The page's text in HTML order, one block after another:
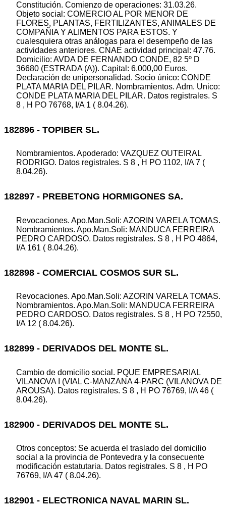
Constitución. Comienzo de operaciones: 31.03.26.
Objeto social: COMERCIO AL POR MENOR DE
FLORES, PLANTAS, FERTILIZANTES, ANIMALES DE
COMPAÑIA Y ALIMENTOS PARA ESTOS. Y
cualesquiera otras análogas para el desempeño de las
actividades anteriores. CNAE actividad principal: 47.76.
Domicilio: AVDA DE FERNANDO CONDE, 82 5º D
36680 (ESTRADA (A)). Capital: 6.000,00 Euros.
Declaración de unipersonalidad. Socio único: CONDE
PLATA MARIA DEL PILAR. Nombramientos. Adm. Unico:
CONDE PLATA MARIA DEL PILAR. Datos registrales. S
8 , H PO 76768, I/A 1 ( 8.04.26).
182896 - TOPIBER SL.
Nombramientos. Apoderado: VAZQUEZ OUTEIRAL
RODRIGO. Datos registrales. S 8 , H PO 1102, I/A 7 (
8.04.26).
182897 - PREBETONG HORMIGONES SA.
Revocaciones. Apo.Man.Soli: AZORIN VARELA TOMAS.
Nombramientos. Apo.Man.Soli: MANDUCA FERREIRA
PEDRO CARDOSO. Datos registrales. S 8 , H PO 4864,
I/A 161 ( 8.04.26).
182898 - COMERCIAL COSMOS SUR SL.
Revocaciones. Apo.Man.Soli: AZORIN VARELA TOMAS.
Nombramientos. Apo.Man.Soli: MANDUCA FERREIRA
PEDRO CARDOSO. Datos registrales. S 8 , H PO 72550,
I/A 12 ( 8.04.26).
182899 - DERIVADOS DEL MONTE SL.
Cambio de domicilio social. PQUE EMPRESARIAL
VILANOVA I (VIAL C-MANZANA 4-PARC (VILANOVA DE
AROUSA). Datos registrales. S 8 , H PO 76769, I/A 46 (
8.04.26).
182900 - DERIVADOS DEL MONTE SL.
Otros conceptos: Se acuerda el traslado del domicilio
social a la provincia de Pontevedra y la consecuente
modificación estatutaria. Datos registrales. S 8 , H PO
76769, I/A 47 ( 8.04.26).
182901 - ELECTRONICA NAVAL MARIN SL.